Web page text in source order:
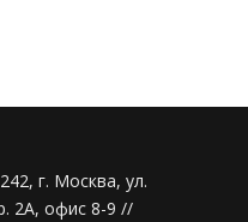
г. Москва, ул.
2А, офис 8-9 //